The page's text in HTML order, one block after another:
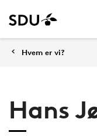
Hvem er vi?
Hans